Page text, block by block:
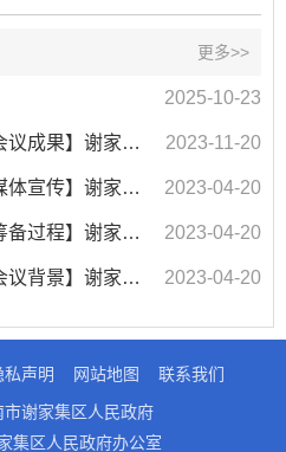
更多>>
2025-10-23
2023-11-20
【招商引资推介会】【会议成果】谢家集区招商引资推介会
2023-04-20
【招商引资推介会】【媒体宣传】谢家集区招商引资推介会成功举办
2023-04-20
【招商引资推介会】【筹备过程】谢家集区招商引资推介会
2023-04-20
【招商引资推介会】【会议背景】谢家集区招商引资推介会
私声明 网站地图
联系我们
谢家集区人民政府
集区人民政府办公室